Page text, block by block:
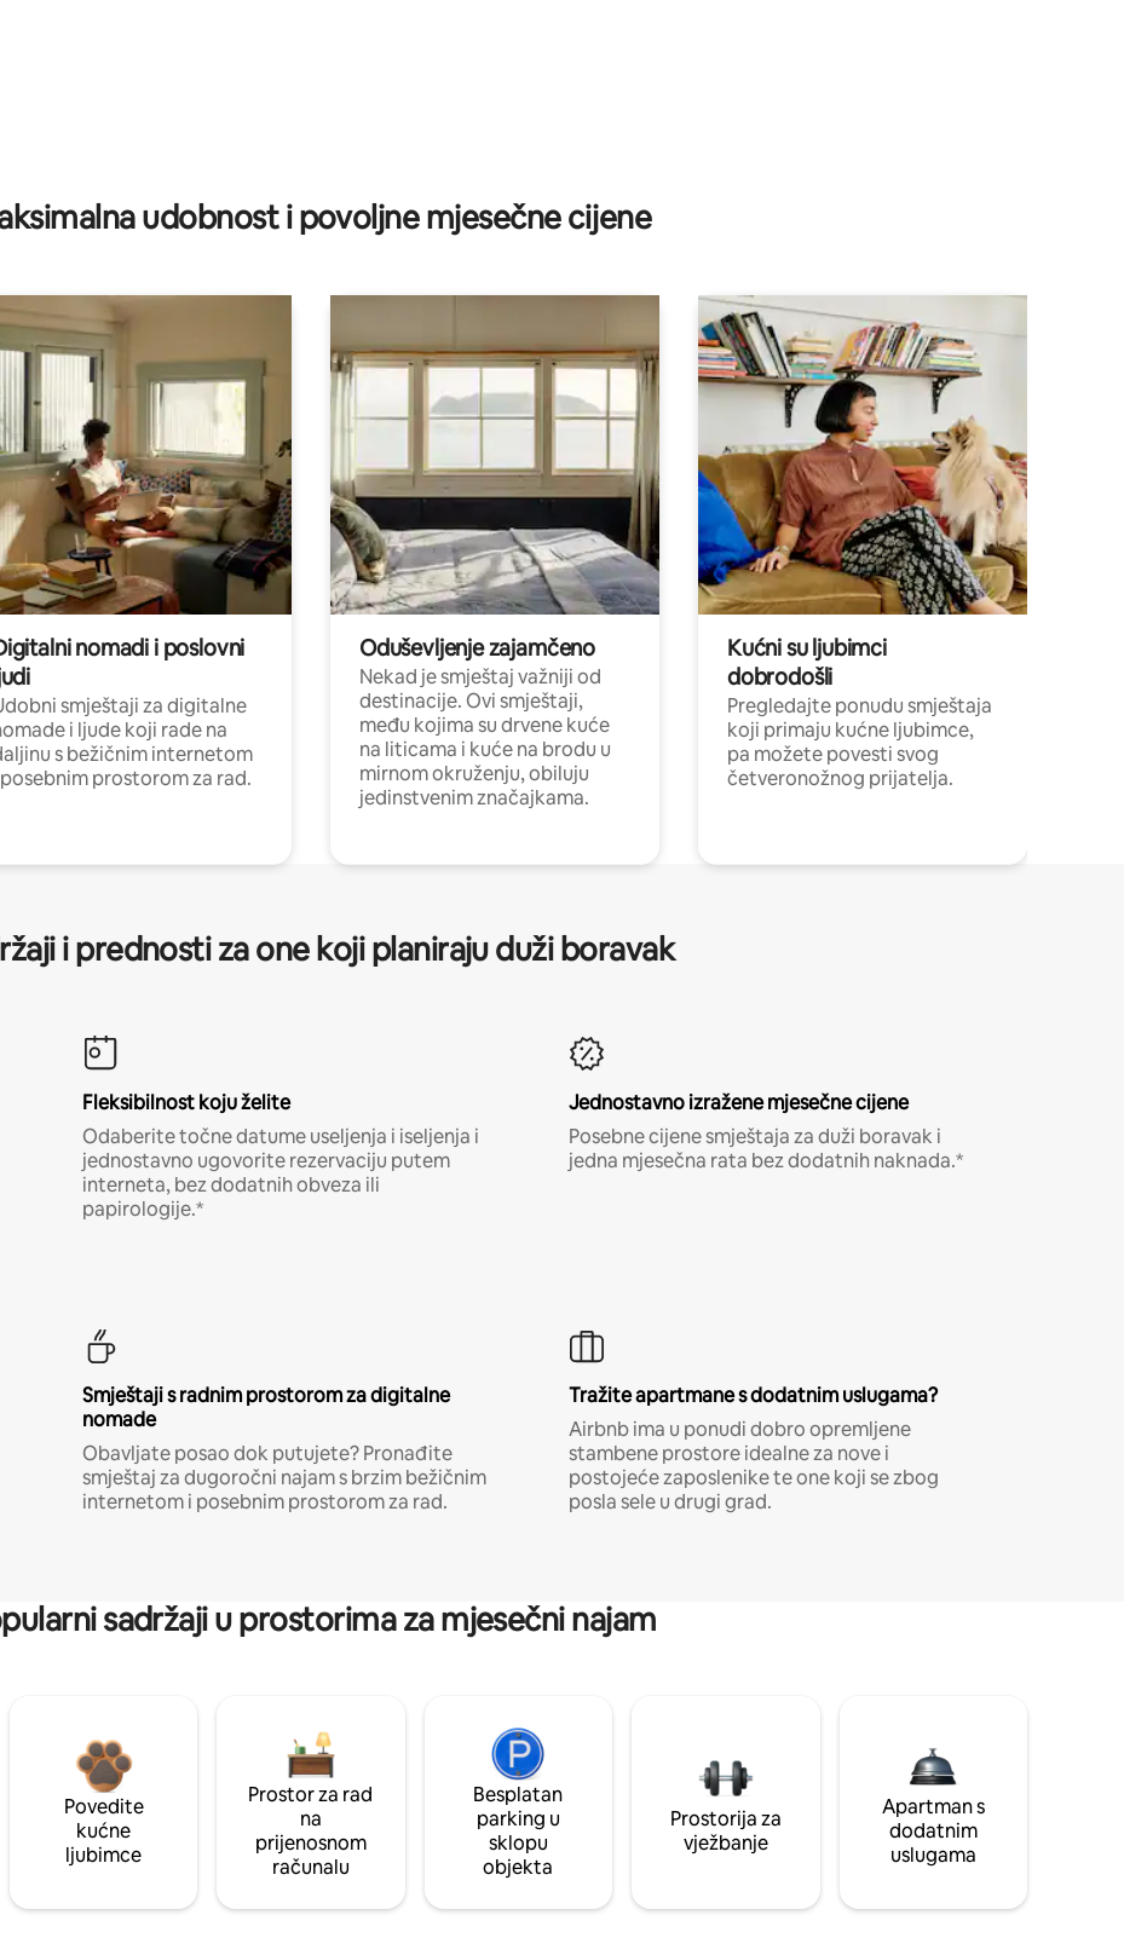
5, recenzija: 6
udobnost i povoljne mjesečne cijene
nomadi i poslovni
smještaji za digitalne
i ljude koji rade na
s bežičnim internetom
prostorom za rad.
Oduševljenje zajamčeno
Nekad je smještaj važniji od
destinacije. Ovi smještaji,
među kojima su drvene kuće
na liticama i kuće na brodu u
mirnom okruženju, obiluju
jedinstvenim značajkama.
Kućni su ljubimci
dobrodošli
Pregledajte ponudu smještaja
koji primaju kućne ljubimce,
pa možete povesti svog
četveronožnog prijatelja.
i prednosti za one koji planiraju duži boravak
Fleksibilnost koju želite
Odaberite točne datume useljenja i iseljenja i
jednostavno ugovorite rezervaciju putem
interneta, bez dodatnih obveza ili
papirologije.*
Jednostavno izražene mjesečne cijene
Posebne cijene smještaja za duži boravak i
jedna mjesečna rata bez dodatnih naknada.*
Smještaji s radnim prostorom za digitalne
nomade
Obavljate posao dok putujete? Pronađite
smještaj za dugoročni najam s brzim bežičnim
internetom i posebnim prostorom za rad.
Tražite apartmane s dodatnim uslugama?
Airbnb ima u ponudi dobro opremljene
stambene prostore idealne za nove i
postojeće zaposlenike te one koji se zbog
posla sele u drugi grad.
sadržaji u prostorima za mjesečni najam
Povedite
kućne
ljubimce
Prostor za rad
na
prijenosnom
računalu
Besplatan
parking u
sklopu
objekta
Prostorija za
vježbanje
Apartman s
dodatnim
uslugama